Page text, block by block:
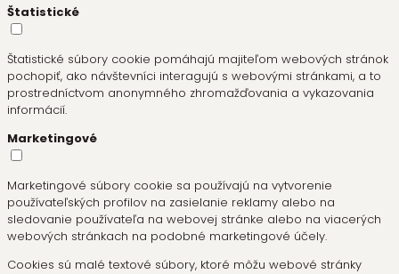
Štatistické
Štatistické súbory cookie pomáhajú majiteľom webových stránok
pochopiť, ako návštevníci interagujú s webovými stránkami, a to
prostredníctvom anonymného zhromažďovania a vykazovania
informácií.
Marketingové
Marketingové súbory cookie sa používajú na vytvorenie
používateľských profilov na zasielanie reklamy alebo na
sledovanie používateľa na webovej stránke alebo na viacerých
webových stránkach na podobné marketingové účely.
Cookies sú malé textové súbory, ktoré môžu webové stránky